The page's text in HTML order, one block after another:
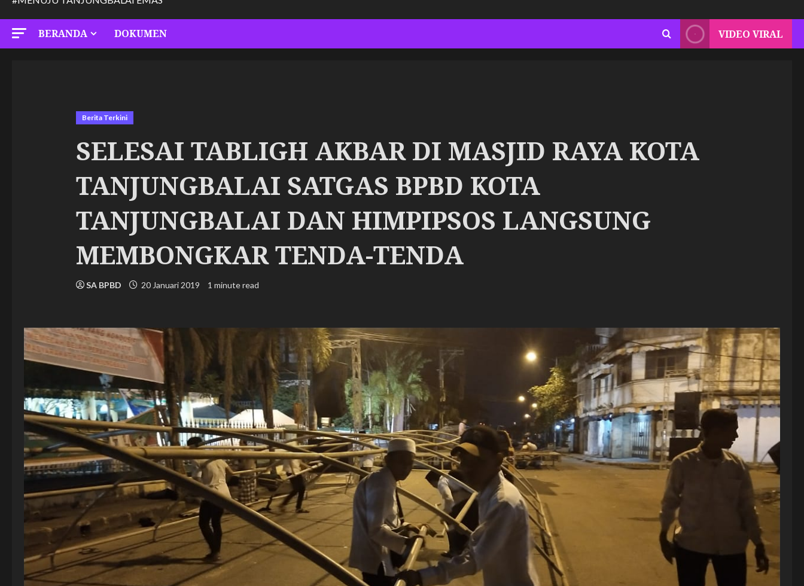
BERANDA DOKUMEN VIDEO VIRAL
Berita Terkini
SELESAI TABLIGH AKBAR DI MASJID RAYA KOTA
TANJUNGBALAI SATGAS BPBD KOTA
TANJUNGBALAI DAN HIMPIPSOS LANGSUNG
MEMBONGKAR TENDA-TENDA
SA BPBD 20 Januari 2019 1 minute read